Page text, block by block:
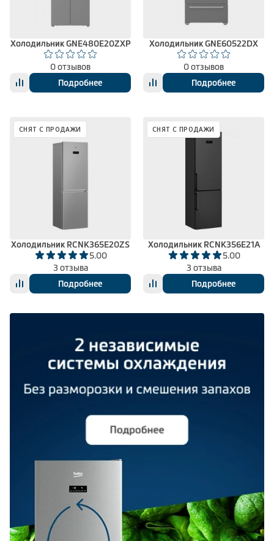
Холодильник GNE480E20ZXP
0 отзывов
Подробнее
Холодильник GNE60522DX
0 отзывов
Подробнее
СНЯТ С ПРОДАЖИ
Холодильник RCNK365E20ZS
5.00
3 отзыва
Подробнее
СНЯТ С ПРОДАЖИ
Холодильник RCNK356E21A
5.00
3 отзыва
Подробнее